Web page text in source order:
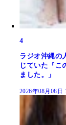
4
ラジオ沖縄の
じていた『こ
ました。」
2026年08月08日